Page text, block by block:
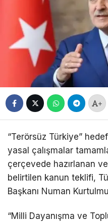
+
“Terörsüz Türkiye”
yasal çalışmalar
çerçevede hazırlanan
belirtilen kanun teklifi,
Başkanı Numan
“Milli Dayanışma ve